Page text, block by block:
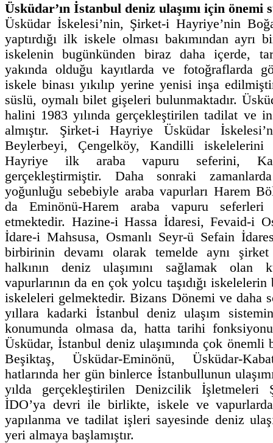
Üsküdar’ın İstanbul deniz ulaşımı için önemi
Üsküdar İskelesi’nin, Şirket-i Hayriye’nin
yaptırdığı ilk iskele olması bakımından ayrı
iskelenin bugünkünden biraz daha içerde,
yakında olduğu kayıtlarda ve fotoğraflarda
iskele binası yıkılıp yerine yenisi inşa
süslü, oymalı bilet gişeleri bulunmaktadır.
halini 1983 yılında gerçekleştirilen tadilat ve
almıştır. Şirket-i Hayriye Üsküdar
Beylerbeyi, Çengelköy, Kandilli iskelelerini
Hayriye ilk araba vapuru seferini,
gerçekleştirmiştir. Daha sonraki
yoğunluğu sebebiyle araba vapurları Harem
da Eminönü-Harem araba vapuru
etmektedir. Hazine-i Hassa İdaresi, Fevaid-i
İdare-i Mahsusa, Osmanlı Seyr-ü Sefain
birbirinin devamı olarak temelde aynı
halkının deniz ulaşımını sağlamak olan
vapurlarının da en çok yolcu taşıdığı
iskeleleri gelmektedir. Bizans Dönemi ve daha
yıllara kadarki İstanbul deniz ulaşım
konumunda olmasa da, hatta tarihi
Üsküdar, İstanbul deniz ulaşımında çok
Beşiktaş, Üsküdar-Eminönü, Üsküdar-
hatlarında her gün binlerce İstanbullunun
yılda gerçekleştirilen Denizcilik İşletmeleri
İDO’ya devri ile birlikte, iskele ve
yapılanma ve tadilat işleri sayesinde deniz
yeri almaya başlamıştır.